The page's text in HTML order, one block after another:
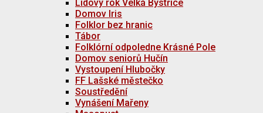
Lidový rok Velká Bystřice
Domov Iris
Folklor bez hranic
Tábor
Folklórní odpoledne Krásné Pole
Domov seniorů Hučín
Vystoupení Hlubočky
FF Lašské městečko
Soustředění
Vynášení Mařeny